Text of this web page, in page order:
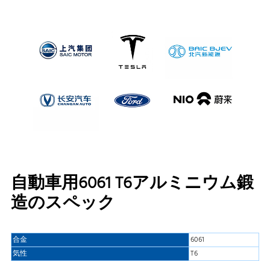
自動車用6061 T6アルミニウム鍛
造のスペック
合金
6061
気性
T6